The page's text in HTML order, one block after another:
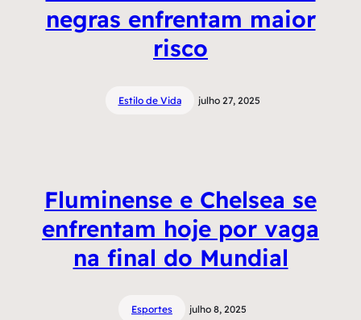
negras enfrentam maior
risco
Estilo de Vida julho 27, 2025
Fluminense e Chelsea se
enfrentam hoje por vaga
na final do Mundial
Esportes julho 8, 2025